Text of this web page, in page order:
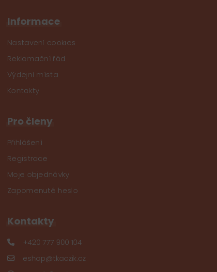
Informace
Nastavení cookies
Reklamační řád
Výdejní místa
Kontakty
Pro členy
Přihlášení
Registrace
Moje objednávky
Zapomenuté heslo
Kontakty
+420 777 900 104
eshop@tkaczik.cz